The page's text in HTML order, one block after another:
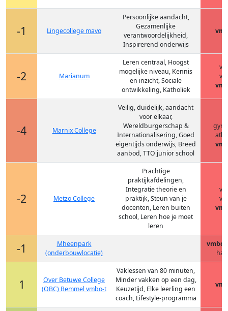
-1 Lingecollege mavo
Persoonlijke aandacht,
Gezamenlijke
verantwoordelijkheid,
Inspirerend onderwijs
-2 Marianum
Leren centraal, Hoogst
mogelijke niveau, Kennis
en inzicht, Sociale
ontwikkeling, Katholiek
-4 Marnix College
Veilig, duidelijk, aandacht
voor elkaar,
Wereldburgerschap &
Internationalisering, Goed
eigentijds onderwijs, Breed
aanbod, TTO junior school
-2 Metzo College
Prachtige
praktijkafdelingen,
Integratie theorie en
praktijk, Steun van je
docenten, Leren buiten
school, Leren hoe je moet
leren
-1
Mheenpark
(onderbouwlocatie)
vmbo-
1
Over Betuwe College
(OBC) Bemmel vmbo-t
Vaklessen van 80 minuten,
Minder vakken op een dag,
Keuzetijd, Elke leerling een
coach, Lifestyle-programma